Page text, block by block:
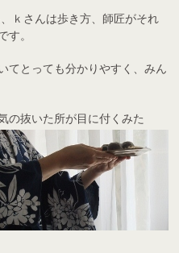
ｋさんは歩き方、師匠がそれ
。
てとっても分かりやすく、みん
の抜いた所が目に付くみた